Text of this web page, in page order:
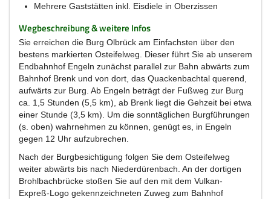
Mehrere Gaststätten inkl. Eisdiele in Oberzissen
Wegbeschreibung & weitere Infos
Sie erreichen die Burg Olbrück am Einfachsten über den
bestens markierten Osteifelweg. Dieser führt Sie ab unserem
Endbahnhof Engeln zunächst parallel zur Bahn abwärts zum
Bahnhof Brenk und von dort, das Quackenbachtal querend,
aufwärts zur Burg. Ab Engeln beträgt der Fußweg zur Burg
ca. 1,5 Stunden (5,5 km), ab Brenk liegt die Gehzeit bei etwa
einer Stunde (3,5 km). Um die sonntäglichen Burgführungen
(s. oben) wahrnehmen zu können, genügt es, in Engeln
gegen 12 Uhr aufzubrechen.
Nach der Burgbesichtigung folgen Sie dem Osteifelweg
weiter abwärts bis nach Niederdürenbach. An der dortigen
Brohlbachbrücke stoßen Sie auf den mit dem Vulkan-
Expreß-Logo gekennzeichneten Zuweg zum Bahnhof